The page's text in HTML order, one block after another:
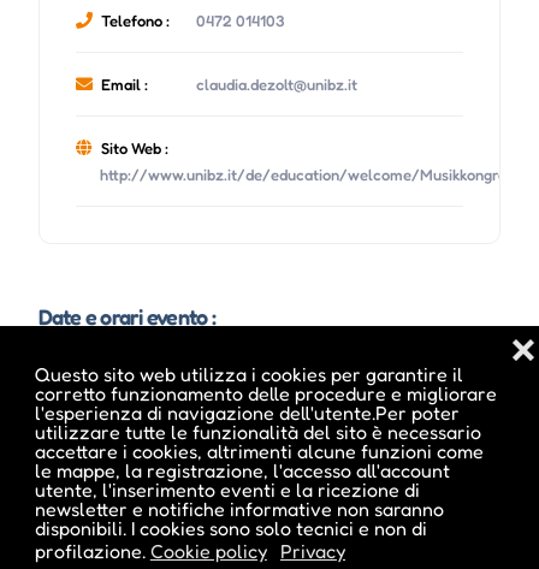
Questo sito web utilizza i cookies per garantire il
corretto funzionamento delle procedure e migliorare
l'esperienza di navigazione dell'utente.Per poter
utilizzare tutte le funzionalità del sito è necessario
accettare i cookies, altrimenti alcune funzioni come
le mappe, la registrazione, l'accesso all'account
utente, l'inserimento eventi e la ricezione di
newsletter e notifiche informative non saranno
disponibili. I cookies sono solo tecnici e non di
profilazione. Cookie policy Privacy
❌
Telefono : 0472 014103
Email : claudia.dezolt@unibz.it
Sito Web :
http://www.unibz.it/de/education/welcome/
Date e orari evento :